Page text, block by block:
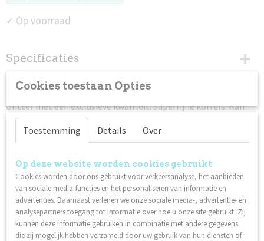
✓ Op voorraad
Specificaties
Productcode
SZR892
Netto gewicht
0,01 Kg
Omschrijving
Glitter met een exclusieve kwaliteit. Superfijne korrels. Kan
worden gebruikt voor embossing. Strooi voor suikernagels en
meng met gel en acryl.
Cookies toestaan Opties
Toestemming Details Over
Op deze website worden cookies gebruikt
Cookies worden door ons gebruikt voor verkeersanalyse, het aanbieden
van sociale media-functies en het personaliseren van informatie en
advertenties. Daarnaast verlenen we onze sociale media-, advertentie- en
analysepartners toegang tot informatie over hoe u onze site gebruikt. Zij
kunnen deze informatie gebruiken in combinatie met andere gegevens
die zij mogelijk hebben verzameld door uw gebruik van hun diensten of